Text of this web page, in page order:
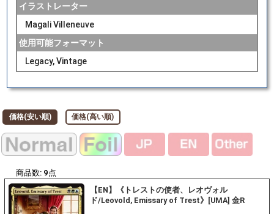
イラストレーター
Magali Villeneuve
使用可能フォーマット
Legacy, Vintage
価格(安い順) 価格(高い順)
商品数: 9 点
【EN】《トレストの使者、レオヴォル
ド/Leovold, Emissary of Trest》[UMA] 金R